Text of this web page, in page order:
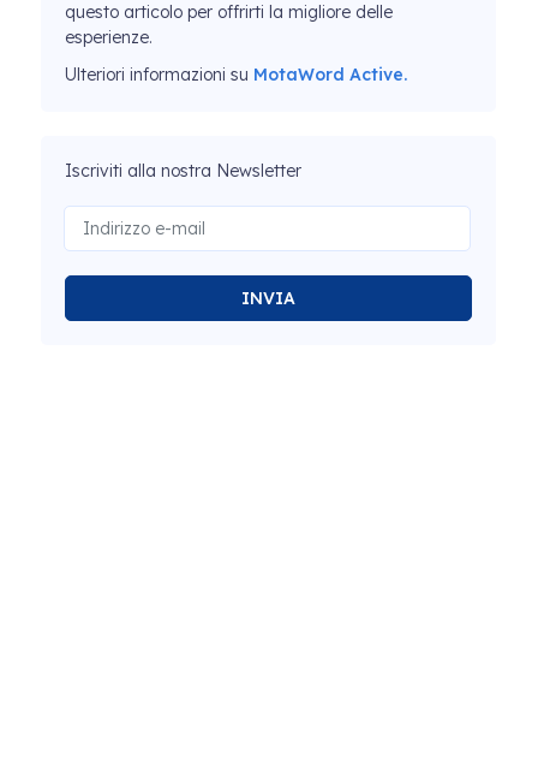
questo articolo per offrirti la migliore delle
esperienze.
Ulteriori informazioni su MotaWord Active.
Iscriviti alla nostra Newsletter
INVIA